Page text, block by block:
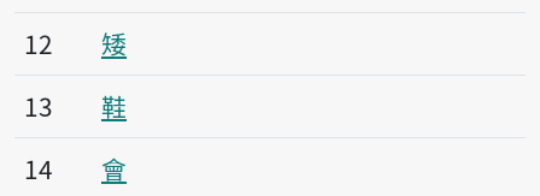
12
矮
13
鞋
14
會